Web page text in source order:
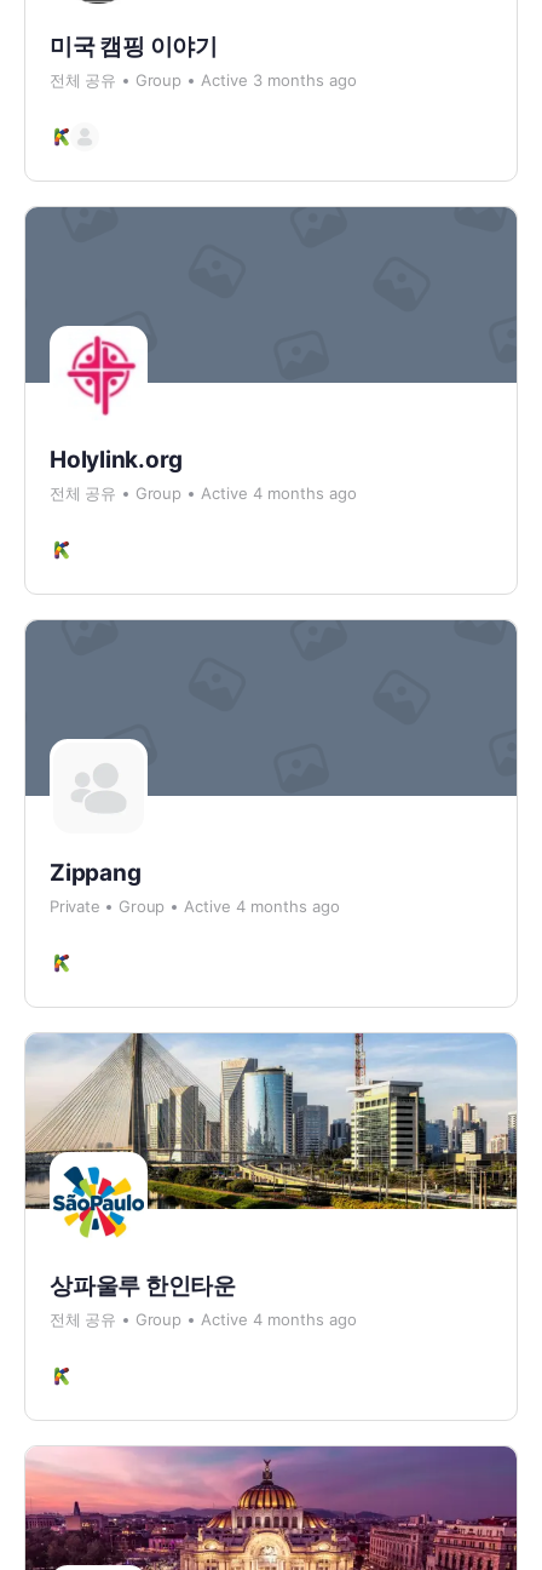
미국 캠핑 이야기
전체 공유 Group Active 3 months ago
Holylink.org
전체 공유 Group Active 4 months ago
Zippang
Private Group Active 4 months ago
상파울루 한인타운
전체 공유 Group Active 4 months ago